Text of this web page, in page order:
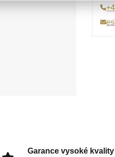
Garance vysoké kvality